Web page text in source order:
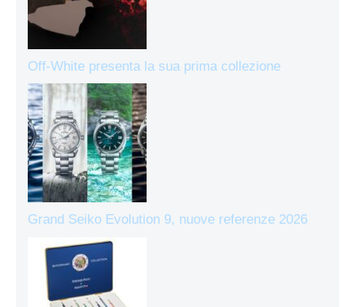
Off-White presenta la sua prima collezione
Grand Seiko Evolution 9, nuove referenze 2026